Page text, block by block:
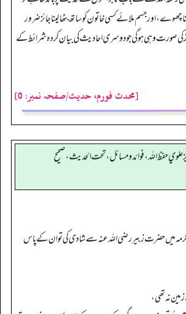
اور جسم ملائے کسی خاتون کو ساتھ بٹھا لینا جائز ضرور
کی صورت وہی ہو گی جو دوسری احادیث کی بیان کردہ شرائط کے
[محدث فورم، حدیث/صفحہ نمبر: 0]
علوي حفظ الله، فوائد و مسائل، تحت الحديث ، صحيح
میں حضرت زبیر رضی اللہ عنہ سے شادی کی تو ان کے پاس
نہ تھی،